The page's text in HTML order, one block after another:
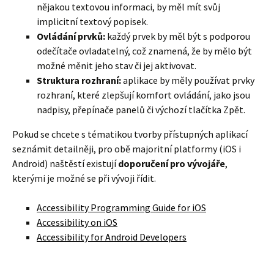
nějakou textovou informaci, by měl mít svůj
implicitní textový popisek.
Ovládání prvků: každý prvek by měl být s podporou
odečítače ovladatelný, což znamená, že by mělo být
možné měnit jeho stav či jej aktivovat.
Struktura rozhraní:aplikace by měly používat prvky
rozhraní, které zlepšují komfort ovládání, jako jsou
nadpisy, přepínače panelů či výchozí tlačítka Zpět.
Pokud se chcete s tématikou tvorby přístupných aplikací
seznámit detailněji, pro obě majoritní platformy (iOS i
Android) naštěstí existujídoporučení pro vývojáře,
kterými je možné se při vývoji řídit.
Accessibility Programming Guide for iOS
Accessibility on iOS
Accessibility for Android Developers